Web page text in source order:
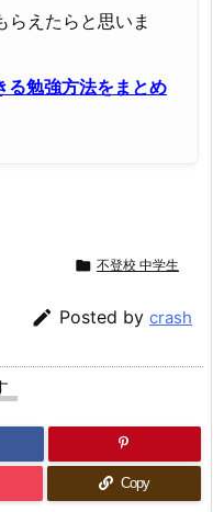
らえたらと思いま
勉強方法をまとめ
 不登校 中学生
 Posted by crash
Copy